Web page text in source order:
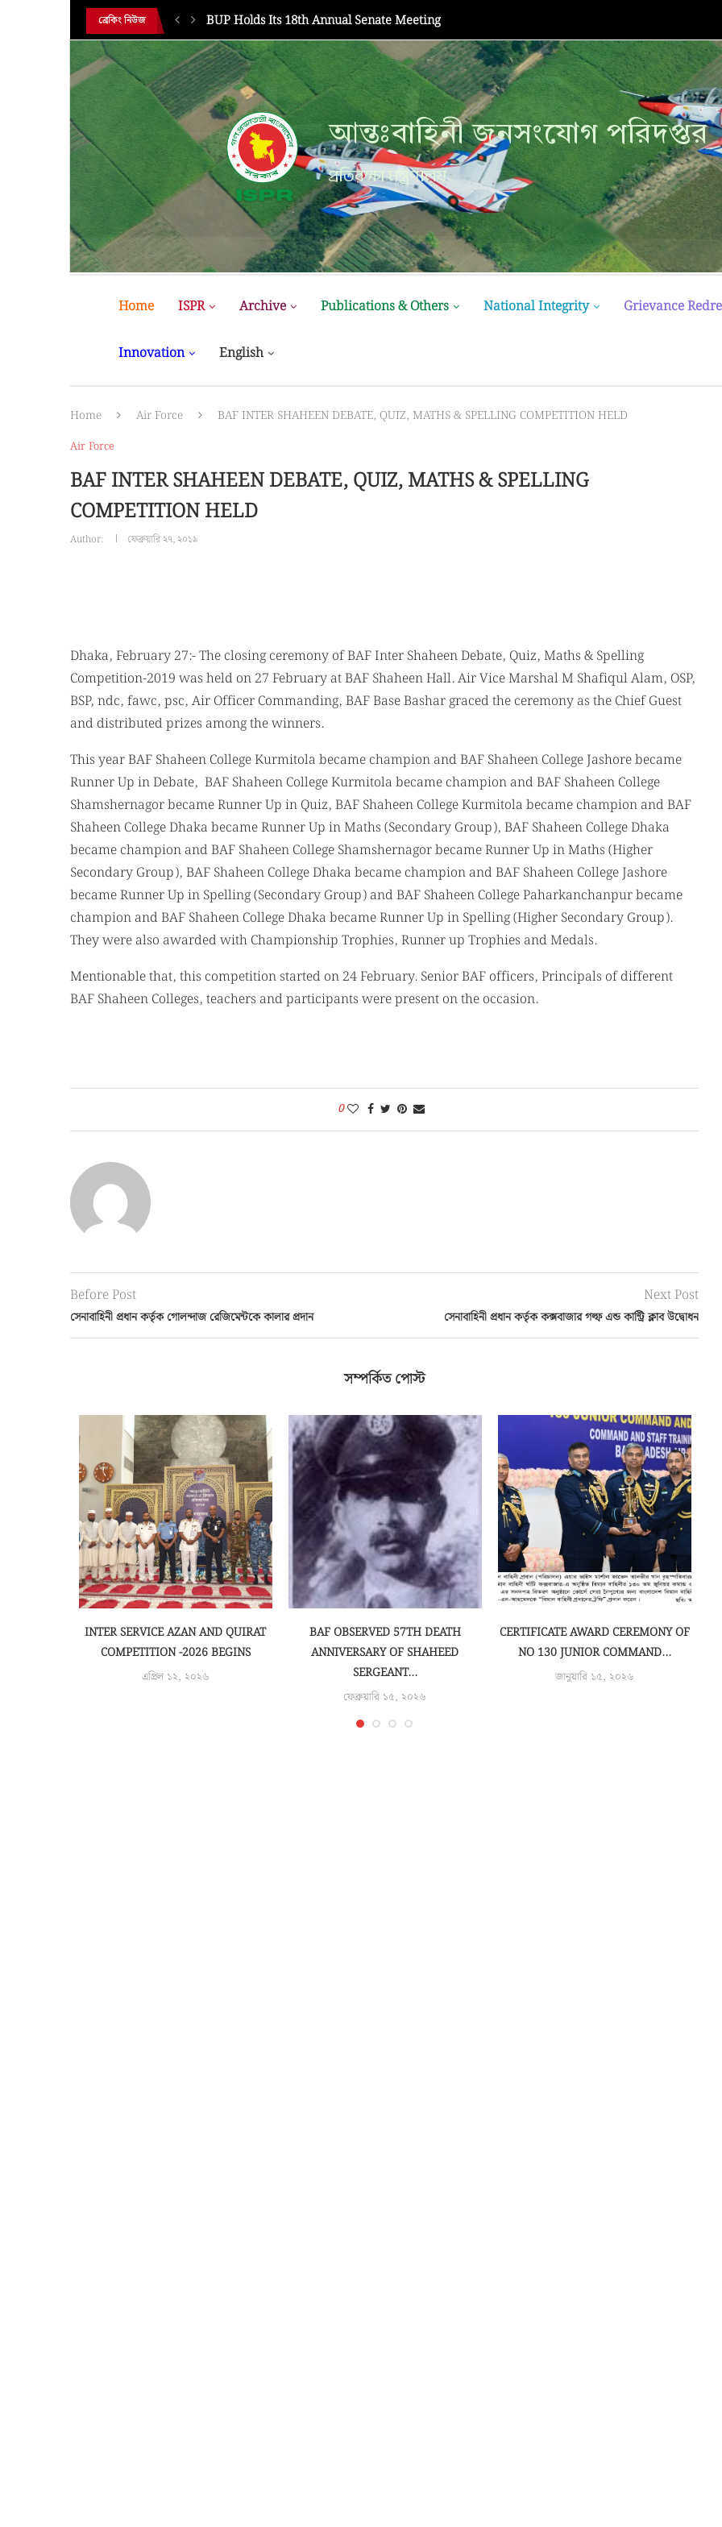
ব্রেকিং নিউজ BUP Holds Its 18th Annual Senate Meeting
আন্তঃবাহিনী জনসংযোগ পরিদপ্তর
প্রতিরক্ষা মন্ত্রণালয়
Home ISPR Archive Publications & Others National Integrity Grievance
Innovation English
Home Air Force BAF INTER SHAHEEN DEBATE, QUIZ, MATHS & SPELLING COMPETITION HELD
Air Force
BAF INTER SHAHEEN DEBATE, QUIZ, MATHS & SPELLING
COMPETITION HELD
Author: ফেব্রুয়ারি ২৭, ২০১৯
Dhaka, February 27:- The closing ceremony of BAF Inter Shaheen Debate, Quiz, Maths & Spelling
Competition-2019 was held on 27 February at BAF Shaheen Hall. Air Vice Marshal M Shafiqul Alam, OSP,
BSP, ndc, fawc, psc, Air Officer Commanding, BAF Base Bashar graced the ceremony as the Chief Guest
and distributed prizes among the winners.
This year BAF Shaheen College Kurmitola became champion and BAF Shaheen College Jashore became
Runner Up in Debate, BAF Shaheen College Kurmitola became champion and BAF Shaheen College
Shamshernagor became Runner Up in Quiz, BAF Shaheen College Kurmitola became champion and BAF
Shaheen College Dhaka became Runner Up in Maths (Secondary Group), BAF Shaheen College Dhaka
became champion and BAF Shaheen College Shamshernagor became Runner Up in Maths (Higher
Secondary Group), BAF Shaheen College Dhaka became champion and BAF Shaheen College Jashore
became Runner Up in Spelling (Secondary Group) and BAF Shaheen College Paharkanchanpur became
champion and BAF Shaheen College Dhaka became Runner Up in Spelling (Higher Secondary Group).
They were also awarded with Championship Trophies, Runner up Trophies and Medals.
Mentionable that, this competition started on 24 February. Senior BAF officers, Principals of different
BAF Shaheen Colleges, teachers and participants were present on the occasion.
0
Before Post
সেনাবাহিনী প্রধান কর্তৃক গোলন্দাজ রেজিমেন্টকে কালার প্রদান
Next Post
সেনাবাহিনী প্রধান কর্তৃক কক্সবাজার গল্ফ এন্ড কান্ট্রি ক্লাব উদ্বোধন
সম্পর্কিত পোস্ট
INTER SERVICE AZAN AND QUIRAT
COMPETITION -2026 BEGINS
এপ্রিল ১২, ২০২৬
BAF OBSERVED 57TH DEATH
ANNIVERSARY OF SHAHEED
SERGEANT...
ফেব্রুয়ারি ১৫, ২০২৬
CERTIFICATE AWARD CEREMONY OF
NO 130 JUNIOR COMMAND...
জানুয়ারি ১৫, ২০২৬